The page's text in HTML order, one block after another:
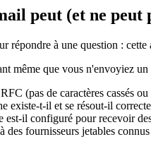
peut (et ne peut
répondre à une question :
même que vous n'envoyiez
(pas de caractères cassés
existe-t-il et se résout-il
est-il configuré pour recevoir
des fournisseurs jetables